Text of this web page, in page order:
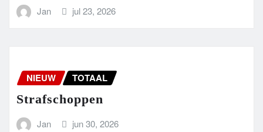
Jan jul 23, 2026
NIEUW TOTAAL
Strafschoppen
Jan jun 30, 2026